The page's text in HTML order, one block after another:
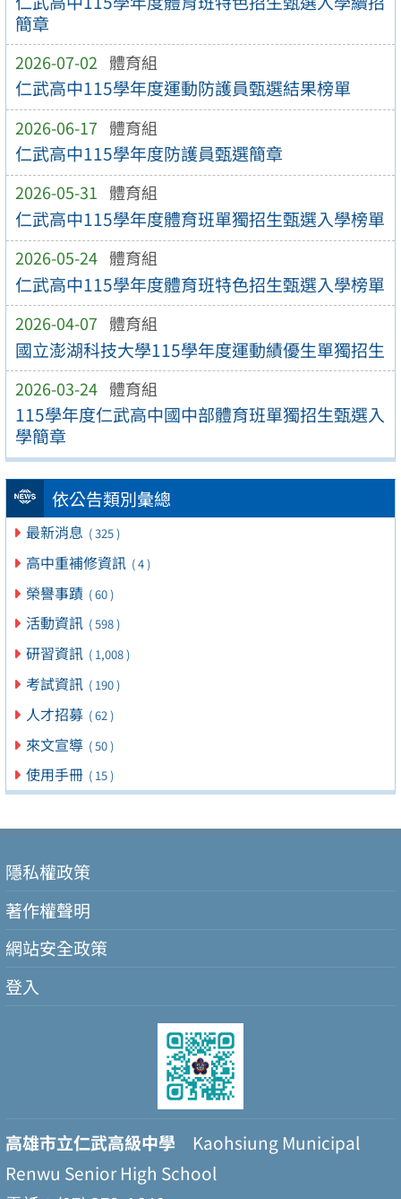
簡章
2026-07-02 體育組
仁武高中115學年度運動防護員甄選結果榜單
2026-06-17 體育組
仁武高中115學年度防護員甄選簡章
2026-05-31 體育組
仁武高中115學年度體育班單獨招生甄選入學榜單
2026-05-24 體育組
仁武高中115學年度體育班特色招生甄選入學榜單
2026-04-07 體育組
國立澎湖科技大學115學年度運動績優生單獨招生
2026-03-24 體育組
115學年度仁武高中國中部體育班單獨招生甄選入
學簡章
依公告類別彙總
最新消息 ( 325 )
高中重補修資訊 ( 4 )
榮譽事蹟 ( 60 )
活動資訊 ( 598 )
研習資訊 ( 1,008 )
考試資訊 ( 190 )
人才招募 ( 62 )
來文宣導 ( 50 )
使用手冊 ( 15 )
隱私權政策
著作權聲明
網站安全政策
登入
高雄市立仁武高級中學 Kaohsiung Municipal
Renwu Senior High School